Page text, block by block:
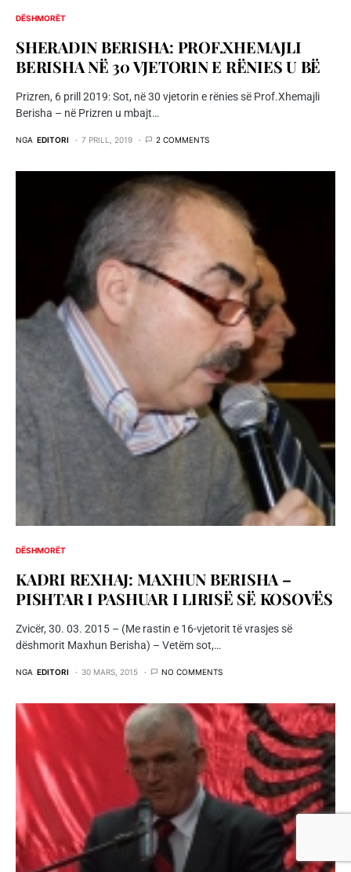
DËSHMORËT
SHERADIN BERISHA: PROF.XHEMAJLI
BERISHA NË 30 VJETORIN E RËNIES U BË
Prizren, 6 prill 2019: Sot, në 30 vjetorin e rënies së Prof.Xhemajli
Berisha – në Prizren u mbajt…
NGA EDITORI 7 PRILL, 2019 2 COMMENTS
DËSHMORËT
KADRI REXHAJ: MAXHUN BERISHA –
PISHTAR I PASHUAR I LIRISË SË KOSOVËS
Zvicër, 30. 03. 2015 – (Me rastin e 16-vjetorit të vrasjes së
dëshmorit Maxhun Berisha) – Vetëm sot,…
NGA EDITORI 30 MARS, 2015 NO COMMENTS